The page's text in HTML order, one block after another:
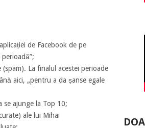
de Facebook de pe
La finalul acestei perioade
aici, „pentru a da șanse egale
se ajunge la Top 10;
ale lui Mihai